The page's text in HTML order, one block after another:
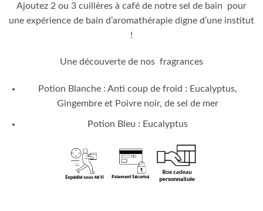
Ajoutez 2 ou 3 cuillères à café de notre sel de bain pour
une expérience de bain d’aromathérapie digne d’une institut
!
Une découverte de nos fragrances
Potion Blanche : Anti coup de froid : Eucalyptus,
Gingembre et Poivre noir, de sel de mer
Potion Bleu : Eucalyptus